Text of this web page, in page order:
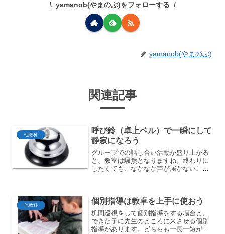
yamanob(やまのぶ)をフォローする
yamanob(やまのぶ)
関連記事
他教科
呼び鈴（卓上ベル）で一瞬にして
静寂になろう
グループでの話し合い活動が盛り上がる
と、教室は騒然となりますね。終わりに
したくても、なかなか声が届かないこと
他教科 個別指導は教卓を上手に使おう
机間巡視をして個別指導をする場合と、
できた子に先生のところに来させる個別
指導があります。どちらも一長一短があ